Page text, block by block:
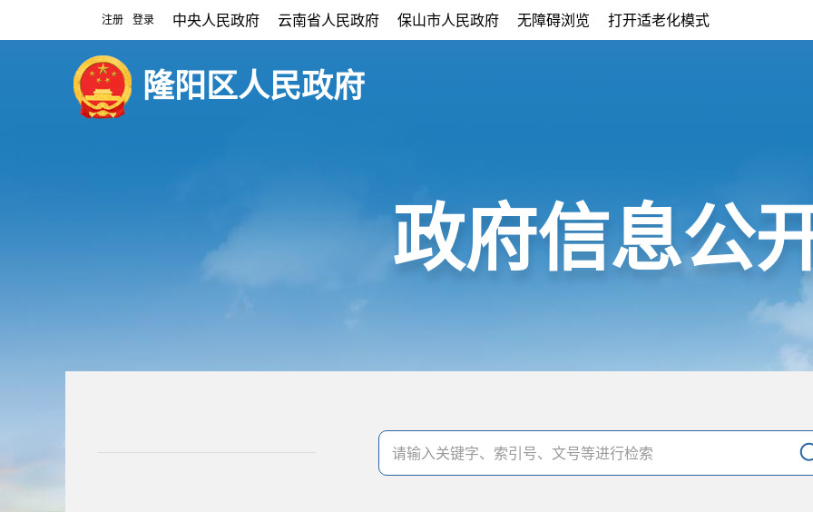
注册 登录 中央人民政府 云南省人民政府 保山市人民政府 无障碍浏览 打开适老化模式
隆阳区人民政府
政府信息公